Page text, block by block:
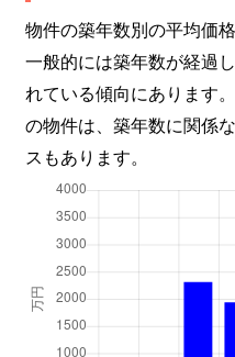
物件の築年数別の平均価
一般的には築年数が経過
れている傾向にあります
の物件は、築年数に関係
スもあります。